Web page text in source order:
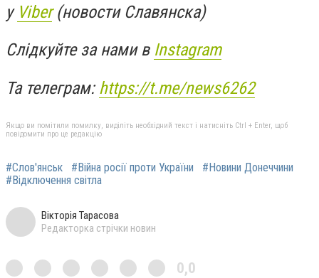
у Viber(новости Славянска)
Слідкуйте за нами в Instagram
Та телеграм:https://t.me/news6262
Якщо ви помітили помилку, виділіть необхідний текст і натисніть Ctrl + Enter, щоб
повідомити про це редакцію
#Слов'янськ #Війна росії проти України
#Новини Донеччини
#Відключення світла
Вікторія Тарасова
Редакторка стрічки новин
0,0